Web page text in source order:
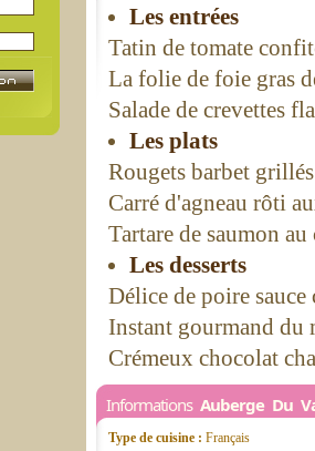
Les entrées
Tatin de tomate
La folie de foie gras
Salade de crevettes
Les plats
Rougets barbet
Carré d'agneau rôti
Tartare de saumon
Les desserts
Délice de poire
Instant gourmand du
Crémeux chocolat
Informations Auberge Du
Type de cuisine : Français